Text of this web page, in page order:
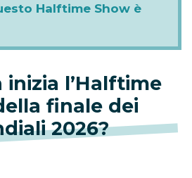
Halftime Show è
inizia l’Halftime
finale dei
2026?